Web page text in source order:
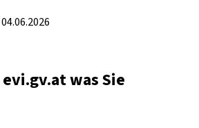
was Sie